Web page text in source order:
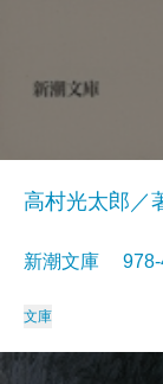
高村光太郎／
新潮文庫
文庫